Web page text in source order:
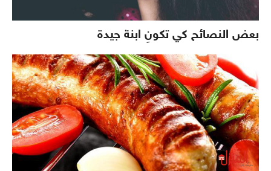
بعض النصائح كي تكونِ ابنة جيدة